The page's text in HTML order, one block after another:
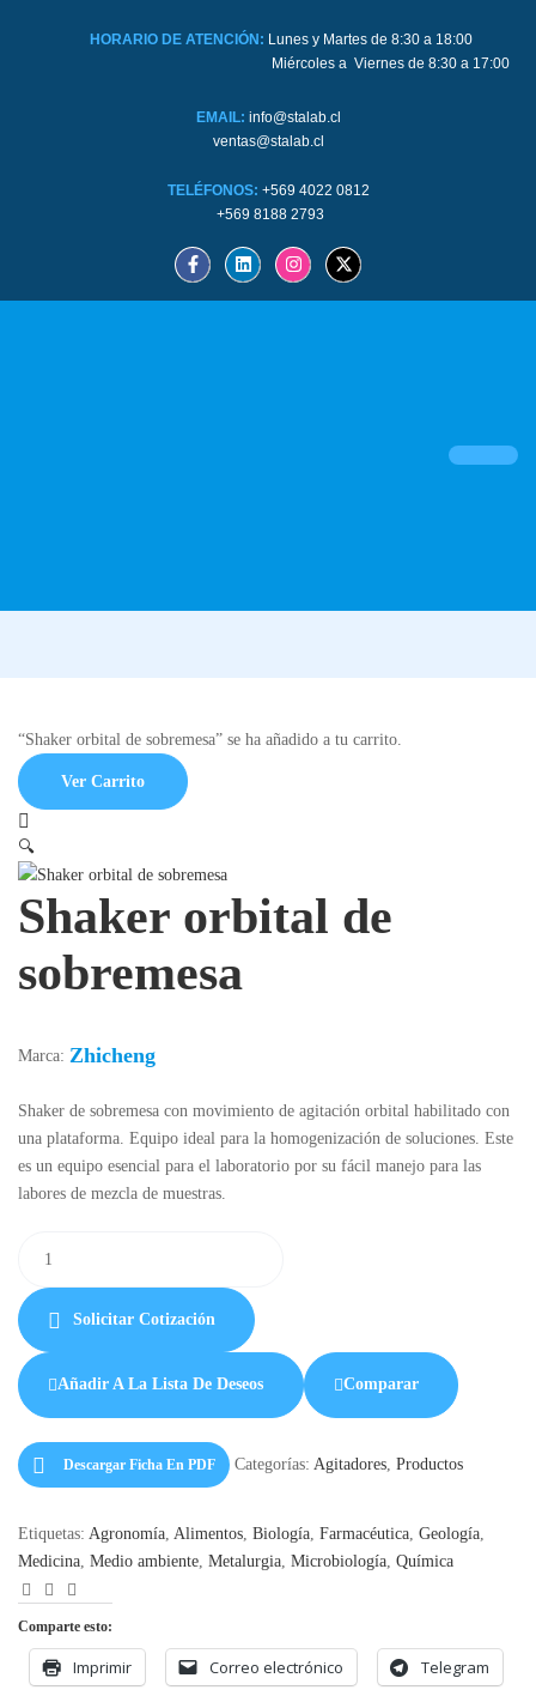
HORARIO DE ATENCIÓN: Lunes y Martes de 8:30 a 18:00
Miércoles a Viernes de 8:30 a 17:00
EMAIL: info@stalab.cl
ventas@stalab.cl
TELÉFONOS:+569 4022 0812
+569 8188 2793
“Shaker orbital de sobremesa” se ha añadido a tu carrito.
Ver Carrito
🔍
Shaker orbital de
sobremesa
Marca: Zhicheng
Shaker de sobremesa con movimiento de agitación orbital habilitado con
una plataforma. Equipo ideal para la homogenización de soluciones. Este
es un equipo esencial para el laboratorio por su fácil manejo para las
labores de mezcla de muestras.
Solicitar Cotización
Añadir A La Lista De Deseos Comparar
Descargar Ficha En PDF Categorías: Agitadores Productos
Etiquetas: Agronomía, Alimentos, Biología, Farmacéutica, Geología,
Medicina, Medio ambiente, Metalurgia, Microbiología, Química
FacebookLinkedIn
Comparte esto:
Imprimir Correo electrónico Telegram